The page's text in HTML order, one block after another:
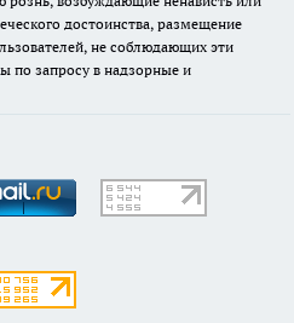
достоинства, размещение
не соблюдающих эти
по запросу в надзорные и